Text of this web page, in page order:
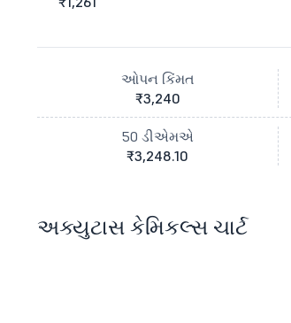
ઓપન કિંમત
₹3,240
50 ડીએમએ
₹3,248.10
અક્યુટાસ કેમિકલ્સ ચાર્ટ